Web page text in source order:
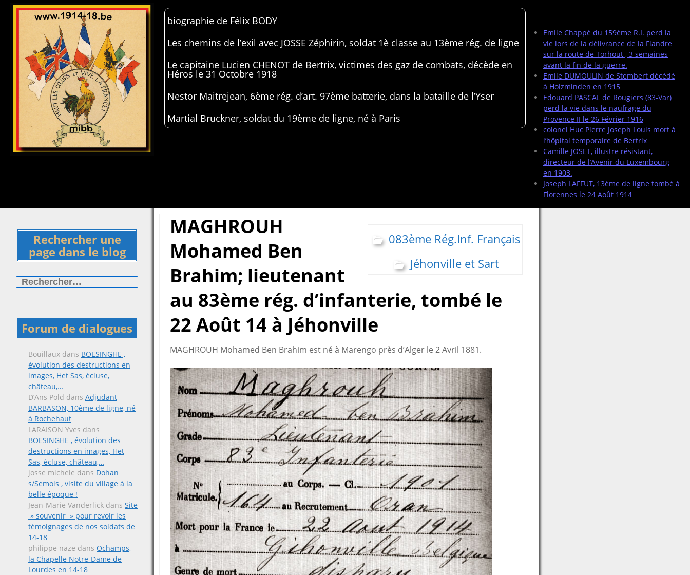
Emile Chappé du 159ème R.I. perd la
vie lors de la délivrance de la Flandre
sur la route de Torhout , 3 semaines
avant la fin de la guerre.
Emile DUMOULIN de Stembert décédé
à Holzminden en 1915
Edouard PASCAL de Rougiers (83-Var)
perd la vie dans le naufrage du
Provence II le 26 Février 1916
colonel Huc Pierre Joseph Louis mort à
l’hôpital temporaire de Bertrix
Camille JOSET, illustre résistant,
directeur de l’Avenir du Luxembourg
en 1903.
Joseph LAFFUT, 13ème de ligne tombé à
Florennes le 24 Août 1914
biographie de Félix BODY
Les chemins de l’exil avec JOSSE Zéphirin, soldat 1è classe au 13ème rég. de ligne
Le capitaine Lucien CHENOT de Bertrix, victimes des gaz de combats, décède en
Héros le 31 Octobre 1918
Nestor Maitrejean, 6ème rég. d’art. 97ème batterie, dans la bataille de l’Yser
Martial Bruckner, soldat du 19ème de ligne, né à Paris
Rechercher une
page dans le blog
Forum de dialogues
Bouillaux dans BOESINGHE ,
évolution des destructions en
images, Het Sas, écluse,
château,…
D’Ans Pold dans Adjudant
BARBASON, 10ème de ligne, né
à Rochehaut
LARAISON Yves dans
BOESINGHE , évolution des
destructions en images, Het
Sas, écluse, château,…
josse michele dans Dohan
s/Semois , visite du village à la
belle époque !
Jean-Marie Vanderlick dans Site
» souvenir » pour revoir les
témoignages de nos soldats de
14-18
philippe naze dans Ochamps,
la Chapelle Notre-Dame de
Lourdes en 14-18
083ème Rég.Inf. Français
Jéhonville et Sart
MAGHROUH
Mohamed Ben
Brahim; lieutenant
au 83ème rég. d’infanterie, tombé le
22 Août 14 à Jéhonville
MAGHROUH Mohamed Ben Brahim est né à Marengo près d’Alger le 2 Avril 1881.